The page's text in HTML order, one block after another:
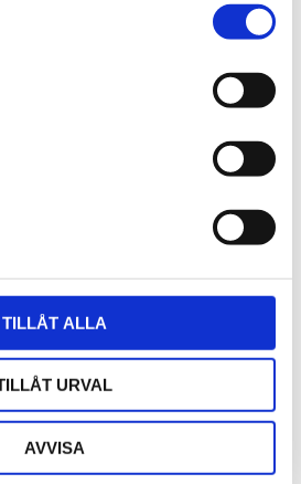
TILLÅT ALLA
URVAL
AVVISA